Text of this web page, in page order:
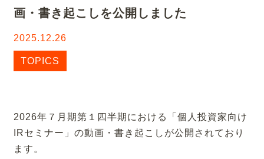
画・書き起こしを公開しました
2025.12.26
TOPICS
2026年７月期第１四半期における「個人投資家向け
IRセミナー」の動画・書き起こしが公開されており
ます。